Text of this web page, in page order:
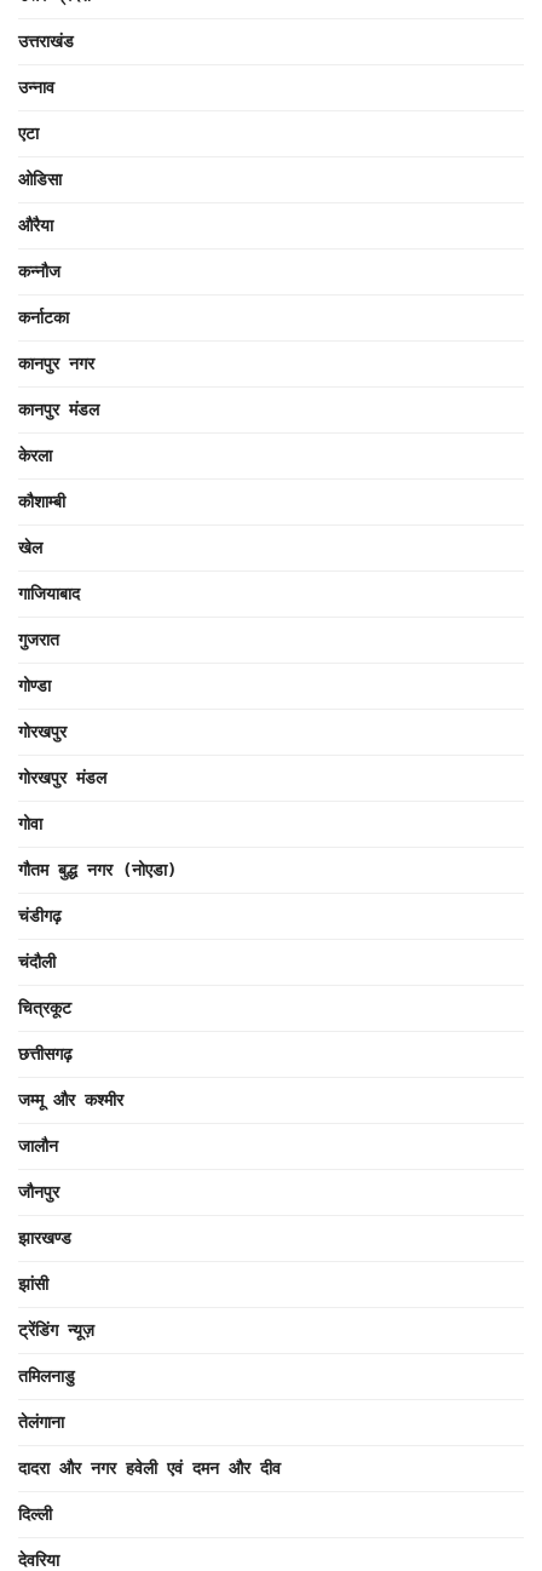
उत्तराखंड
उन्नाव
एटा
ओडिसा
औरैया
कन्नौज
कर्नाटका
कानपुर नगर
कानपुर मंडल
केरला
कौशाम्बी
खेल
गाजियाबाद
गुजरात
गोण्डा
गोरखपुर
गोरखपुर मंडल
गोवा
गौतम बुद्ध नगर (नोएडा)
चंडीगढ़
चंदौली
चित्रकूट
छत्तीसगढ़
जम्मू और कश्मीर
जालौन
जौनपुर
झारखण्ड
झांसी
ट्रेंडिंग न्यूज़
तमिलनाडु
तेलंगाना
दादरा और नगर हवेली एवं दमन और दीव
दिल्ली
देवरिया